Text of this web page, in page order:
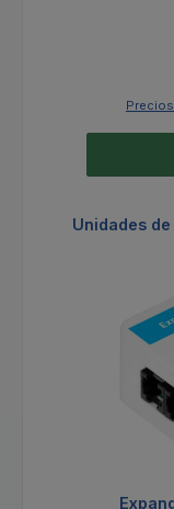
Omitir la
Unidades